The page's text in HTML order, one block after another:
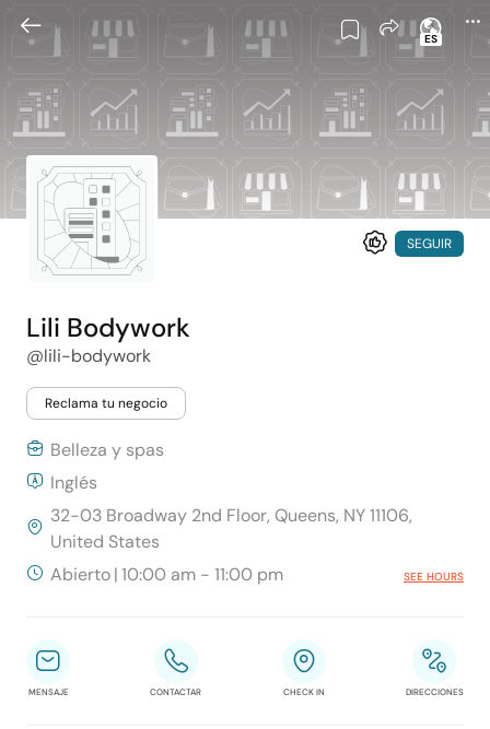
ES
SEGUIR
Lili Bodywork
@lili-bodywork
Reclama tu negocio
Belleza y spas
Inglés
32-03 Broadway 2nd Floor, Queens, NY 11106,
United States
Abierto|10:00 am - 11:00 pm SEE HOURS
MENSAJE CONTACTAR CHECK IN DIRECCIONES